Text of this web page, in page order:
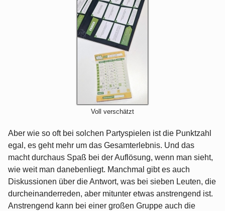
Voll verschätzt
Aber wie so oft bei solchen Partyspielen ist die Punktzahl
egal, es geht mehr um das Gesamterlebnis. Und das
macht durchaus Spaß bei der Auflösung, wenn man sieht,
wie weit man danebenliegt. Manchmal gibt es auch
Diskussionen über die Antwort, was bei sieben Leuten, die
durcheinanderreden, aber mitunter etwas anstrengend ist.
Anstrengend kann bei einer großen Gruppe auch die